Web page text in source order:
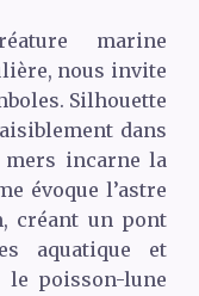
marine
nous invite
Silhouette
dans
mers incarne la
évoque l’astre
créant un pont
aquatique et
le poisson-lune